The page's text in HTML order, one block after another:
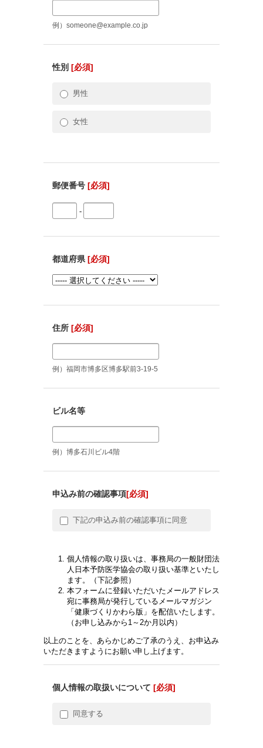
例）someone@example.co.jp
性別 [必須]
男性
女性
郵便番号 [必須]
-
都道府県 [必須]
住所 [必須]
例）福岡市博多区博多駅前3-19-5
ビル名等
例）博多石川ビル4階
申込み前の確認事項[必須]
下記の申込み前の確認事項に同意
個人情報の取り扱いは、事務局の一般財団法
人日本予防医学協会の取り扱い基準といたし
ます。（下記参照）
本フォームに登録いただいたメールアドレス
宛に事務局が発行しているメールマガジン
「健康づくりかわら版」を配信いたします。
（お申し込みから1～2か月以内）
以上のことを、あらかじめご了承のうえ、お申込み
いただきますようにお願い申し上げます。
個人情報の取扱いについて [必須]
同意する